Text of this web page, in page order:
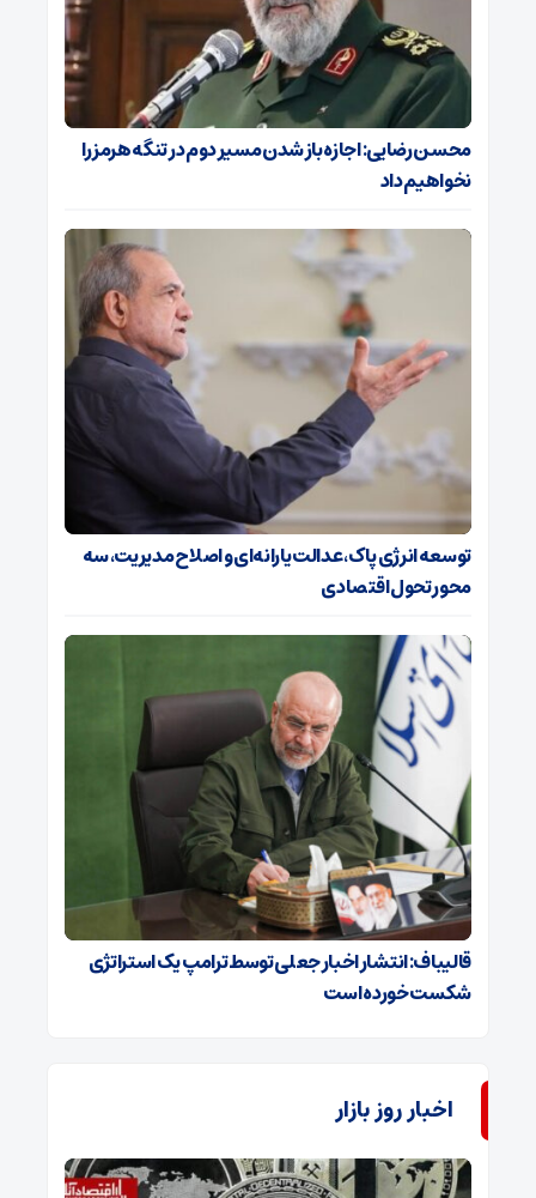
محسن رضایی: اجازه باز شدن مسیر دوم در تنگه هرمز را
نخواهیم داد
توسعه انرژی پاک، عدالت یارانه‌ای و اصلاح مدیریت، سه
محور تحول اقتصادی
قالیباف: انتشار اخبار جعلی توسط ترامپ یک استراتژی
شکست خورده است
اخبار روز بازار